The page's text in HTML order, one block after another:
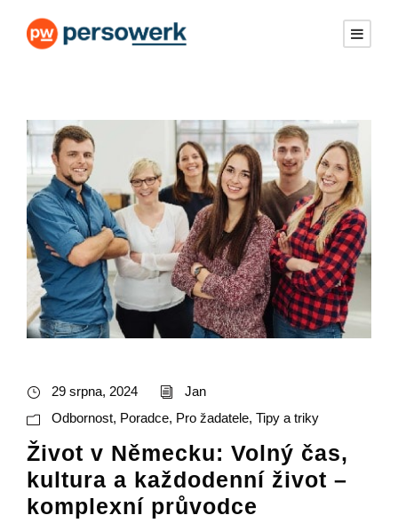
29 srpna, 2024
Jan
Odbornost, Poradce, Pro žadatele, Tipy a triky
Život v Německu: Volný čas,
kultura a každodenní život –
komplexní průvodce